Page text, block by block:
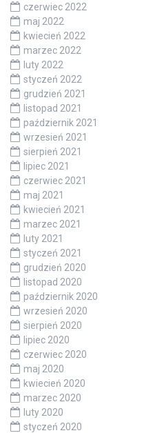
czerwiec 2022
maj 2022
kwiecień 2022
marzec 2022
luty 2022
styczeń 2022
grudzień 2021
listopad 2021
październik 2021
wrzesień 2021
sierpień 2021
lipiec 2021
czerwiec 2021
maj 2021
kwiecień 2021
marzec 2021
luty 2021
styczeń 2021
grudzień 2020
listopad 2020
październik 2020
wrzesień 2020
sierpień 2020
lipiec 2020
czerwiec 2020
maj 2020
kwiecień 2020
marzec 2020
luty 2020
styczeń 2020